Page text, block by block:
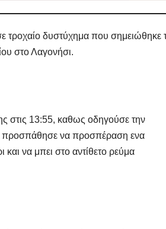
τροχαίο δυστύχημα που σημειώθηκε
στο Λαγονήσι.
στις 13:55, καθως οδηγούσε την
προσπάθησε να προσπέραση ενα
να μπει στο αντίθετο ρεύμα